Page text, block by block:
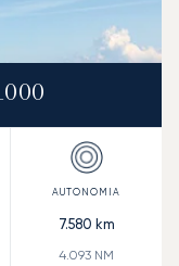
7.580 km
4.093 NM